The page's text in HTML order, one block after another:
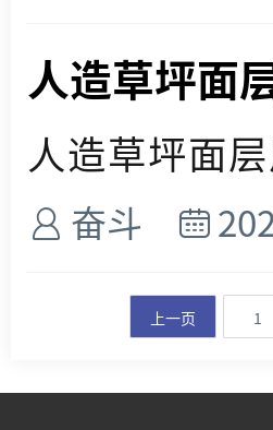
人造草坪面
人造草坪面
奋斗
上一页 1